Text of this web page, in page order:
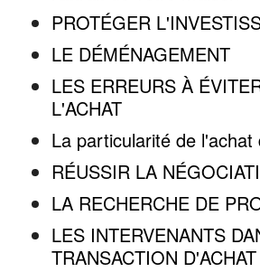
PROTÉGER
LE DÉMÉNAGEMENT
LES ERREURS À
L'ACHAT
La particularité de l'achat
RÉUSSIR LA
LA RECHERCHE DE
LES INTERVENANTS
TRANSACTION D'ACHAT